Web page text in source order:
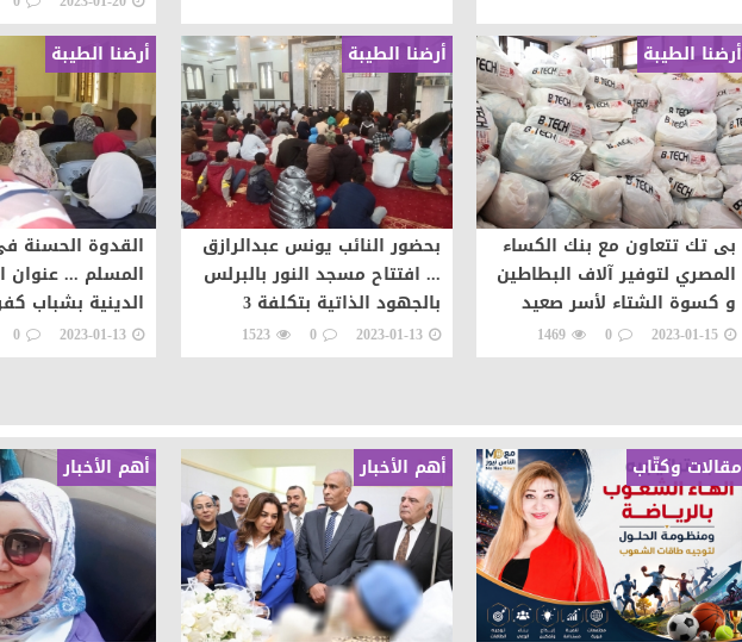
أرضنا الطيبة
بى تك تتعاون مع بنك الكساء
المصري لتوفير آلاف البطاطين
و كسوة الشتاء لأسر صعيد
مصر2023-01-15
0
1469
أرضنا الطيبة
بحضور النائب يونس عبدالرازق
... افتتاح مسجد النور بالبرلس
بالجهود الذاتية بتكلفة 3
مليون
2023-01-13
0
1523
أرضنا الطيبة
القدوة الحسنة
المسلم ... عنوان
الدينية بشباب
2023-01-13
0
مقالات وكتّاب أهم الأخبار أهم الأخبار